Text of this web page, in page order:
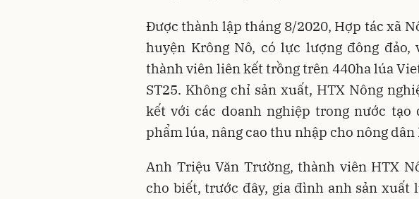
Được thành lập tháng 8/2020, Hợp tác xã
huyện Krông Nô, có lực lượng đông đảo,
thành viên liên kết trồng trên 440ha lúa
ST25. Không chỉ sản xuất, HTX Nông
kết với các doanh nghiệp trong nước tạo
phẩm lúa, nâng cao thu nhập cho nông dân
Anh Triệu Văn Trường, thành viên HTX
cho biết, trước đây, gia đình anh sản xuất